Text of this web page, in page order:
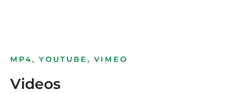
MP4, YOUTUBE, VIMEO
Videos